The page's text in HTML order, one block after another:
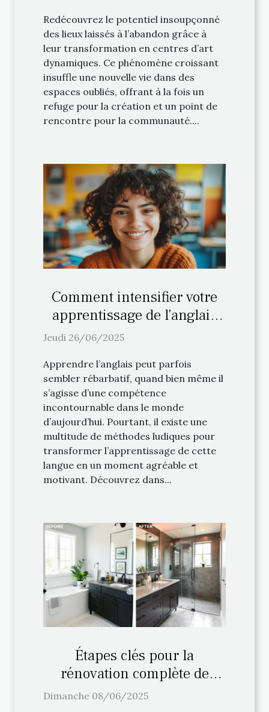
Redécouvrez le potentiel insoupçonné
des lieux laissés à l’abandon grâce à
leur transformation en centres d’art
dynamiques. Ce phénomène croissant
insuffle une nouvelle vie dans des
espaces oubliés, offrant à la fois un
refuge pour la création et un point de
rencontre pour la communauté....
Comment intensifier votre
apprentissage de l'anglais
avec des méthodes ludiques
Jeudi 26/06/2025
Apprendre l’anglais peut parfois
sembler rébarbatif, quand bien même il
s’agisse d’une compétence
incontournable dans le monde
d’aujourd’hui. Pourtant, il existe une
multitude de méthodes ludiques pour
transformer l’apprentissage de cette
langue en un moment agréable et
motivant. Découvrez dans...
Étapes clés pour la
rénovation complète de
votre salle de bain
Dimanche 08/06/2025